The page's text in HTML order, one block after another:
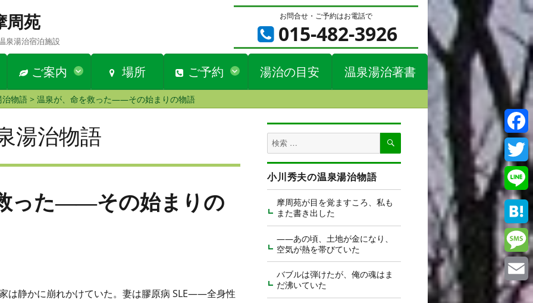
周苑
泉湯治宿泊施設
ご案内 場所 ご予約 湯治の目安 温泉湯治著書
お問合せ・ご予約はお電話で
015-482-3926
物語> 温泉が、命を救った――その始まりの物語
湯治物語
った――その始まりの
は静かに崩れかけていた。妻は膠原病 SLE――全身性
検
索
対
象:
検
小川秀夫の温泉湯治物語
摩周苑が目を覚ますころ、私も
また書き出した
――あの頃、土地が金になり、
空気が熱を帯びていた
バブルは弾けたが、俺の魂はま
だ沸いていた
Line
Email